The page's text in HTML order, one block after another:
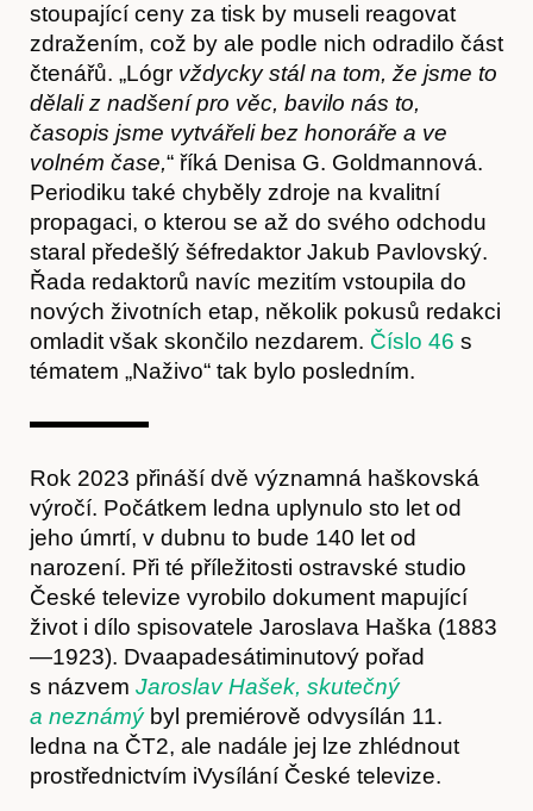
Akce
O nás
stoupající ceny za tisk by museli reagovat
zdražením, což by ale podle nich odradilo část
čtenářů. „Lógr vždycky stál na tom, že jsme to
dělali z nadšení pro věc, bavilo nás to,
časopis jsme vytvářeli bez honoráře a ve
volném čase,“ říká Denisa G. Goldmannová.
Periodiku také chyběly zdroje na kvalitní
propagaci, o kterou se až do svého odchodu
staral předešlý šéfredaktor Jakub Pavlovský.
Řada redaktorů navíc mezitím vstoupila do
nových životních etap, několik pokusů redakci
omladit však skončilo nezdarem. Číslo 46 s
tématem „Naživo“ tak bylo posledním.
Rok 2023 přináší dvě významná haškovská
výročí. Počátkem ledna uplynulo sto let od
jeho úmrtí, v dubnu to bude 140 let od
narození. Při té příležitosti ostravské studio
České televize vyrobilo dokument mapující
život i dílo spisovatele Jaroslava Haška (1883
—1923). Dvaapadesátiminutový pořad
s názvem Jaroslav Hašek, skutečný
a neznámýbyl premiérově odvysílán 11.
ledna na ČT2, ale nadále jej lze zhlédnout
prostřednictvím iVysílání České televize.